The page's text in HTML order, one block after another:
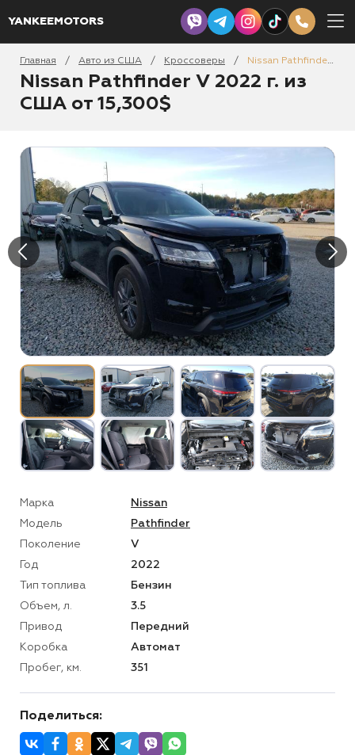
YANKEEMOTORS
Главная / Авто из США / Кроссоверы / Nissan Pathfinder V 2022
Nissan Pathfinder V 2022 г. из
США от 15,300$
Марка
Nissan
Модель
Pathfinder
Поколение
V
Год
2022
Тип топлива
Бензин
Объем, л.
3.5
Привод
Передний
Коробка
Автомат
Пробег, км.
351
Поделиться: